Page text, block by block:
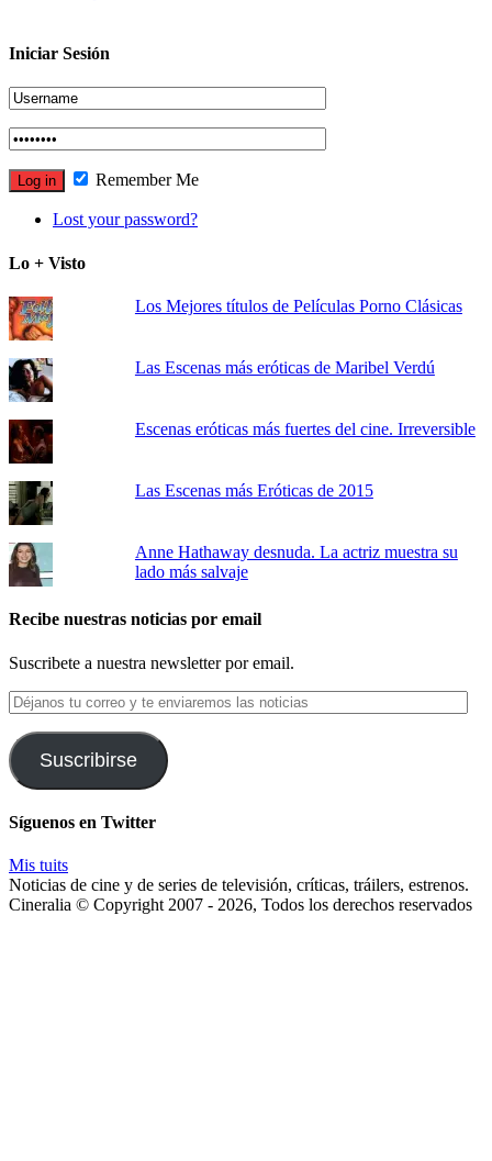
Iniciar Sesión
Remember Me
Lost your password?
Lo + Visto
Los Mejores títulos de Películas Porno Clásicas
Las Escenas más eróticas de Maribel Verdú
Escenas eróticas más fuertes del cine. Irreversible
Las Escenas más Eróticas de 2015
Anne Hathaway desnuda. La actriz muestra su
lado más salvaje
Recibe nuestras noticias por email
Suscribete a nuestra newsletter por email.
Déjanos
tu
correo
y
te
las
noticias
Suscribirse
Síguenos en Twitter
Mis tuits
Noticias de cine y de series de televisión, críticas, tráilers, estrenos.
Cineralia © Copyright 2007 - 2026, Todos los derechos reservados